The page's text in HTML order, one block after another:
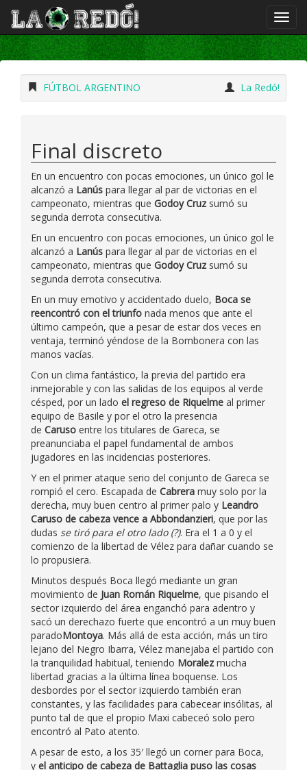
FÚTBOL ARGENTINO La Redó!
Final discreto
En un encuentro con pocas emociones, un único gol le
alcanzó a Lanús para llegar al par de victorias en el
campeonato, mientras que Godoy Cruzsumó su
segunda derrota consecutiva.
En un encuentro con pocas emociones, un único gol le
alcanzó a Lanús para llegar al par de victorias en el
campeonato, mientras que Godoy Cruzsumó su
segunda derrota consecutiva.
En un muy emotivo y accidentado duelo, Boca se
reencontró con el triunfo nada menos que ante el
último campeón, que a pesar de estar dos veces en
ventaja, terminó yéndose de la Bombonera con las
manos vacías.
Con un clima fantástico, la previa del partido era
inmejorable y con las salidas de los equipos al verde
césped, por un lado el regreso de Riquelme al primer
equipo de Basile y por el otro la presencia
de Caruso entre los titulares de Gareca, se
preanunciaba el papel fundamental de ambos
jugadores en las incidencias posteriores.
Y en el primer ataque serio del conjunto de Gareca se
rompió el cero. Escapada de Cabrera muy solo por la
derecha, muy buen centro al primer palo y Leandro
Caruso de cabeza vence a Abbondanzieri, que por las
dudas se tiró para el otro lado (?). Era el 1 a 0 y el
comienzo de la libertad de Vélez para dañar cuando se
lo propusiera.
Minutos después Boca llegó mediante un gran
movimiento de Juan Román Riquelme, que pisando el
sector izquierdo del área enganchó para adentro y
sacó un derechazo fuerte que encontró a un muy buen
paradoMontoya. Más allá de esta acción, más un tiro
lejano del Negro Ibarra, Vélez manejaba el partido con
la tranquilidad habitual, teniendo Moralezmucha
libertad gracias a la última línea boquense. Los
desbordes por el sector izquierdo también eran
constantes, y las facilidades para cabecear insólitas, al
punto tal de que el propio Maxi cabeceó solo pero
encontró al Pato atento.
A pesar de esto, a los 35′ llegó un corner para Boca,
y el anticipo de cabeza de Battaglia puso las cosas